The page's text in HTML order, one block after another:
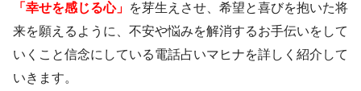
「幸せを感じる心」
を芽生えさせ、希望と喜びを抱いた将
来を願えるように、不安や悩みを解消するお手伝いをして
いくこと信念にしている電話占いマヒナを詳しく紹介して
いきます。